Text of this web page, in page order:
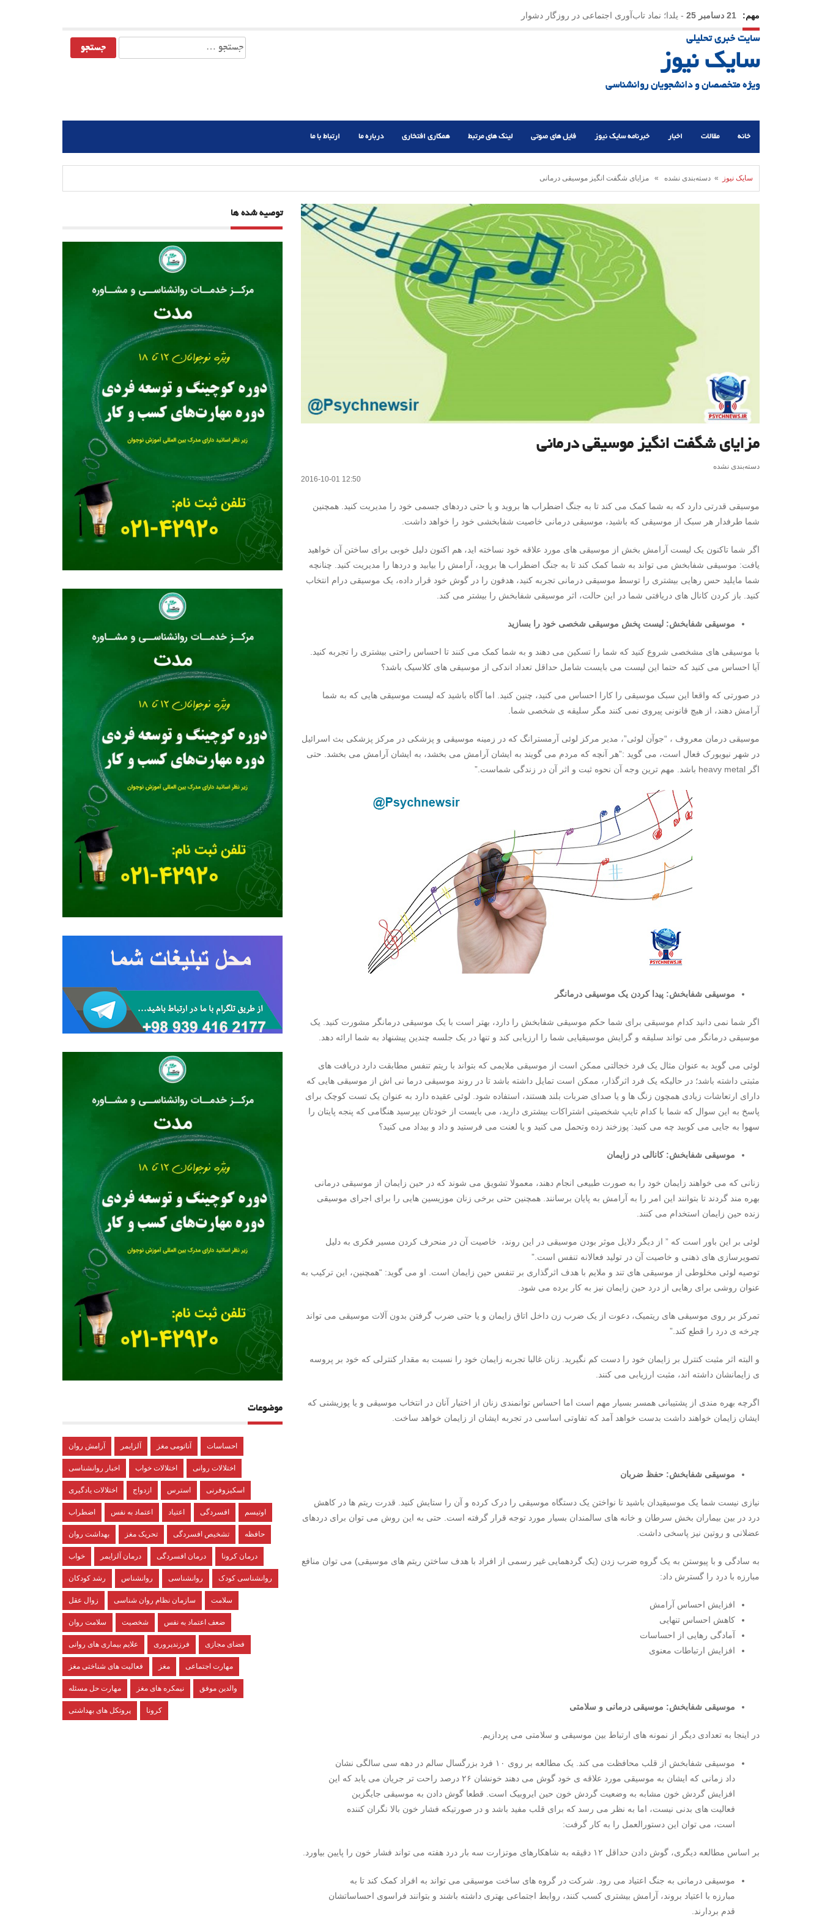
مهم: 21 دسامبر 25 - یلدا؛ نماد تاب‌آوری اجتماعی در روزگار دشوار
سایت خبری تحلیلی
سایک نیوز
ویژه متخصصان و دانشجویان روانشناسی
جستجو
برای:
خانه مقالات اخبار خبرنامه سایک نیوز فایل های صوتی لینک های مرتبط همکاری افتخاری درباره ما ارتباط با ما
سایک نیوز » دسته‌بندی نشده » مزایای شگفت انگیز موسیقی درمانی
مزایای شگفت انگیز موسیقی درمانی
دسته‌بندی نشده
2016-10-01 12:50
موسیقی قدرتی دارد که به شما کمک می کند تا به جنگ اضطراب ها بروید و یا حتی دردهای جسمی خود را مدیریت کنید. همچنین
شما طرفدار هر سبک از موسیقی که باشید، موسیقی درمانی خاصیت شفابخشی خود را خواهد داشت.
اگر شما تاکنون یک لیست آرامش بخش از موسیقی های مورد علاقه خود نساخته اید، هم اکنون دلیل خوبی برای ساختن آن خواهید
یافت: موسیقی شفابخش می تواند به شما کمک کند تا به جنگ اضطراب ها بروید، آرامش را بیابید و دردها را مدیریت کنید. چنانچه
شما مایلید حس رهایی بیشتری را توسط موسیقی درمانی تجربه کنید، هدفون را در گوش خود قرار داده، یک موسیقی درام انتخاب
کنید. باز کردن کانال های دریافتی شما در این حالت، اثر موسیقی شفابخش را بیشتر می کند.
موسیقی شفابخش: لیست پخش موسیقی شخصی خود را بسازید
با موسیقی های مشخصی شروع کنید که شما را تسکین می دهند و به شما کمک می کنند تا احساس راحتی بیشتری را تجربه کنید.
آیا احساس می کنید که حتما این لیست می بایست شامل حداقل تعداد اندکی از موسیقی های کلاسیک باشد؟
در صورتی که واقعا این سبک موسیقی را کارا احساس می کنید، چنین کنید. اما آگاه باشید که لیست موسیقی هایی که به شما
آرامش دهند، از هیچ قانونی پیروی نمی کنند مگر سلیقه ی شخصی شما.
موسیقی درمان معروف ، “جوآن لوئی”، مدیر مرکز لوئی آرمسترانگ که در زمینه موسیقی و پزشکی در مرکز پزشکی بث اسرائیل
در شهر نیویورک فعال است، می گوید :”هر آنچه که مردم می گویند به ایشان آرامش می بخشد، به ایشان آرامش می بخشد. حتی
اگر heavy metal باشد. مهم ترین وجه آن نحوه ثبت و اثر آن در زندگی شماست.”
موسیقی شفابخش: پیدا کردن یک موسیقی درمانگر
اگر شما نمی دانید کدام موسیقی برای شما حکم موسیقی شفابخش را دارد، بهتر است با یک موسیقی درمانگر مشورت کنید. یک
موسیقی درمانگر می تواند سلیقه و گرایش موسیقیایی شما را ارزیابی کند و تنها در یک جلسه چندین پیشنهاد به شما ارائه دهد.
لوئی می گوید به عنوان مثال یک فرد خجالتی ممکن است از موسیقی ملایمی که بتواند با ریتم تنفس مطابقت دارد دریافت های
مثبتی داشته باشد؛ در حالیکه یک فرد اثرگذار، ممکن است تمایل داشته باشد تا در روند موسیقی درما نی اش از موسیقی هایی که
دارای ارتعاشات زیادی همچون زنگ ها و یا صدای ضربات بلند هستند، استفاده شود. لوئی عقیده دارد به عنوان یک تست کوچک برای
پاسخ به این سوال که شما با کدام تایپ شخصیتی اشتراکات بیشتری دارید، می بایست از خودتان بپرسید هنگامی که پنجه پایتان را
سهوا به جایی می کوبید چه می کنید: پوزخند زده وتحمل می کنید و یا لعنت می فرستید و داد و بیداد می کنید؟
موسیقی شفابخش: کانالی در زایمان
زنانی که می خواهند زایمان خود را به صورت طبیعی انجام دهند، معمولا تشویق می شوند که در حین زایمان از موسیقی درمانی
بهره مند گردند تا بتوانند این امر را به آرامش به پایان برسانند. همچنین حتی برخی زنان موزیسین هایی را برای اجرای موسیقی
زنده حین زایمان استخدام می کنند.
لوئی بر این باور است که ” از دیگر دلایل موثر بودن موسیقی در این روند، خاصیت آن در منحرف کردن مسیر فکری به دلیل
تصویرسازی های ذهنی و خاصیت آن در تولید فعالانه تنفس است.”
توصیه لوئی مخلوطی از موسیقی های تند و ملایم با هدف اثرگذاری بر تنفس حین زایمان است. او می گوید: “همچنین، این ترکیب به
عنوان روشی برای رهایی از درد حین زایمان نیز به کار برده می شود.
تمرکز بر روی موسیقی های ریتمیک، دعوت از یک ضرب زن داخل اتاق زایمان و یا حتی ضرب گرفتن بدون آلات موسیقی می تواند
چرخه ی درد را قطع کند.”
و البته اثر مثبت کنترل بر زایمان خود را دست کم نگیرید. زنان غالبا تجربه زایمان خود را نسبت به مقدار کنترلی که خود بر پروسه
ی زایمانشان داشته اند، مثبت ارزیابی می کنند.
اگرچه بهره مندی از پشتیبانی همسر بسیار مهم است اما احساس توانمندی زنان از اختیار آنان در انتخاب موسیقی و یا پوزیشنی که
ایشان زایمان خواهند داشت بدست خواهد آمد که تفاوتی اساسی در تجربه ایشان از زایمان خواهد ساخت.
موسیقی شفابخش: حفظ ضربان
نیازی نیست شما یک موسیقیدان باشید تا نواختن یک دستگاه موسیقی را درک کرده و آن را ستایش کنید. قدرت ریتم ها در کاهش
درد در بین بیماران بخش سرطان و خانه های سالمندان بسیار مورد توجه قرار گرفته است. حتی به این روش می توان برای دردهای
عضلانی و روتین نیز پاسخی داشت.
به سادگی و با پیوستن به یک گروه ضرب زدن (یک گردهمایی غیر رسمی از افراد با هدف ساختن ریتم های موسیقی) می توان منافع
مبارزه با درد را گسترش داد:
افزایش احساس آرامش
کاهش احساس تنهایی
آمادگی رهایی از احساسات
افزایش ارتباطات معنوی
موسیقی شفابخش: موسیقی درمانی و سلامتی
در اینجا به تعدادی دیگر از نمونه های ارتباط بین موسیقی و سلامتی می پردازیم.
موسیقی شفابخش از قلب محافظت می کند. یک مطالعه بر روی ۱۰ فرد بزرگسال سالم در دهه سی سالگی نشان
داد زمانی که ایشان به موسیقی مورد علاقه ی خود گوش می دهند خونشان ۲۶ درصد راحت تر جریان می یابد که این
افزایش گردش خون مشابه به وضعیت گردش خون حین ایروبیک است. قطعا گوش دادن به موسیقی جایگزین
فعالیت های بدنی نیست، اما به نظر می رسد که برای قلب مفید باشد و در صورتیکه فشار خون بالا نگران کننده
است، می توان این دستورالعمل را به کار گرفت:
بر اساس مطالعه دیگری، گوش دادن حداقل ۱۲ دقیقه به شاهکارهای موتزارت سه بار درد هفته می تواند فشار خون را پایین بیاورد.
موسیقی درمانی به جنگ اعتیاد می رود. شرکت در گروه های ساخت موسیقی می تواند به افراد کمک کند تا به
مبارزه با اعتیاد بروند، آرامش بیشتری کسب کنند، روابط اجتماعی بهتری داشته باشند و بتوانند فراسوی احساساتشان
قدم بردارند.
توصیه شده ها
موضوعات
آرامش روان آلزایمر آناتومی مغز احساسات
اخبار روانشناسی اختلالات خواب اختلالات روانی
اختلالات یادگیری ازدواج استرس اسکیزوفرنی
اضطراب اعتماد به نفس اعتیاد افسردگی اوتیسم
بهداشت روان تحریک مغز تشخیص افسردگی حافظه
خواب درمان آلزایمر درمان افسردگی درمان کرونا
رشد کودکان روانشناس روانشناسی روانشناسی کودک
زوال عقل سازمان نظام روان شناسی سلامت
سلامت روان شخصیت ضعف اعتماد به نفس
علایم بیماری های روانی فرزندپروری فضای مجازی
فعالیت های شناختی مغز مغز مهارت اجتماعی
مهارت حل مسئله نیمکره های مغز والدین موفق
پروتکل های بهداشتی کرونا